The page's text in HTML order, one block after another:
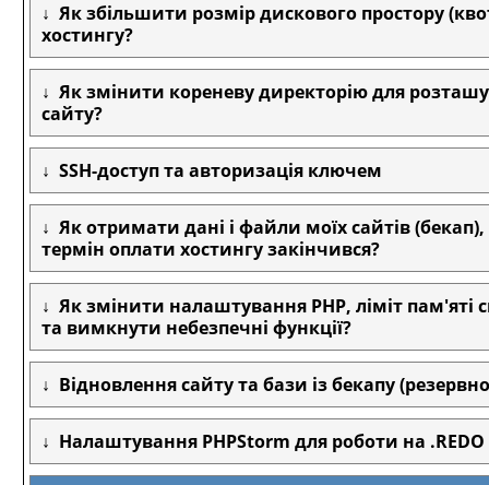
Як збільшити розмір дискового простору
хостингу?
Як змінити кореневу директорію для
сайту?
SSH-доступ та авторизація ключем
Як отримати дані і файли моїх сайтів
термін оплати хостингу закінчився?
Як змінити налаштування PHP, ліміт пам'яті
та вимкнути небезпечні функції?
Відновлення сайту та бази із бекапу
Налаштування PHPStorm для роботи на .REDO